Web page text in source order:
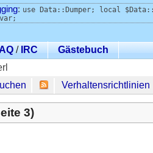
: use Data::Dumper; local
/IRC
Gästebuch
Verhaltensrichtlinien
3)